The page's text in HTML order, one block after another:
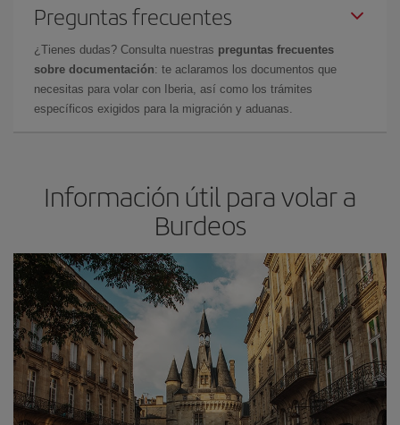
Preguntas frecuentes
¿Tienes dudas? Consulta nuestras preguntas frecuentes
sobre documentación: te aclaramos los documentos que
necesitas para volar con Iberia, así como los trámites
específicos exigidos para la migración y aduanas.
Información útil para volar a
Burdeos